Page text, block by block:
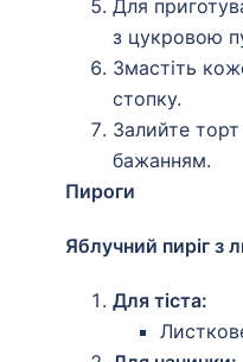
Для
з цукровою
Змастіть
стопку.
Залийте
бажанням.
Пироги
Яблучний пиріг з
Для тіста: